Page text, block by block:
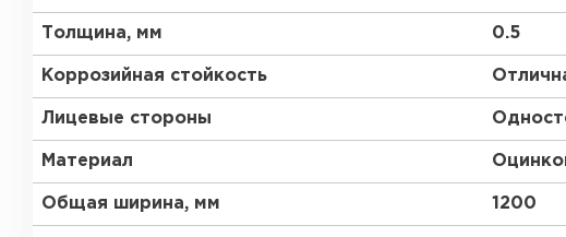
Толщина, мм 0.5
Коррозийная стойкость
Лицевые стороны
Материал
Общая ширина, мм 1200